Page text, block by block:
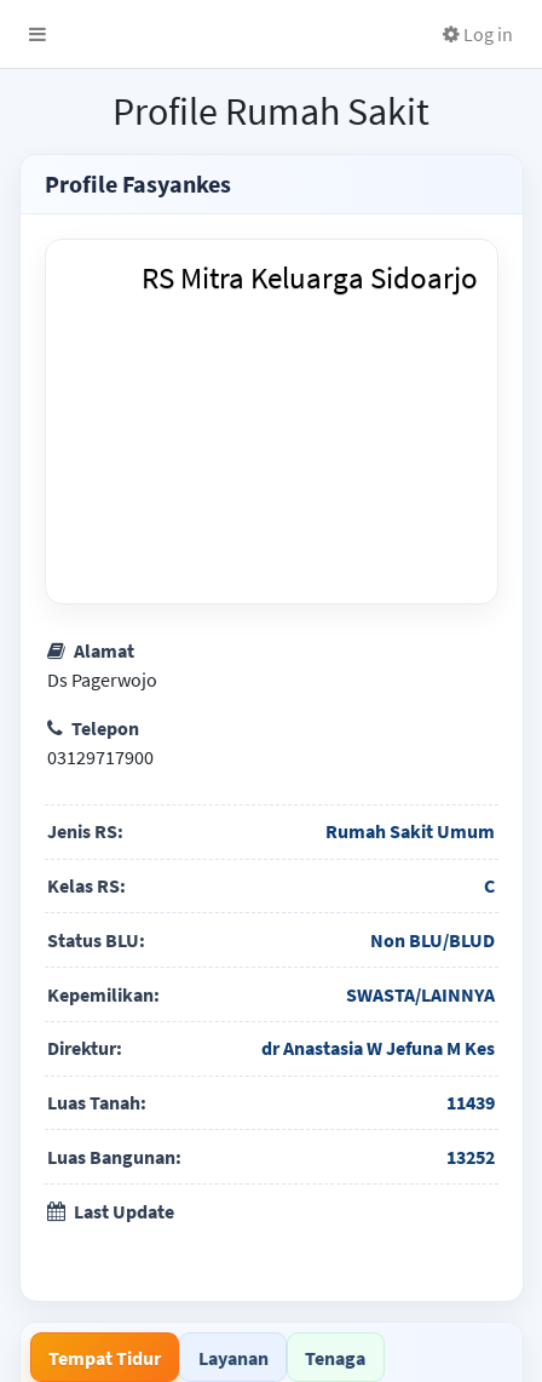
Log in
Profile Rumah Sakit
Profile Fasyankes
RS Mitra Keluarga Sidoarjo
Alamat
Ds Pagerwojo
Telepon
03129717900
Jenis RS: Rumah Sakit Umum
Kelas RS: C
Status BLU: Non BLU/BLUD
Kepemilikan: SWASTA/LAINNYA
Direktur: dr Anastasia W Jefuna M Kes
Luas Tanah: 11439
Luas Bangunan: 13252
Last Update
Tempat Tidur Layanan Tenaga